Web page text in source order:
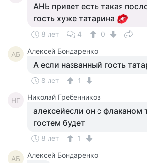
АНЬ привет есть такая
гость хуже татарина
8 лет 4 0
АБ Алексей Бондаренко
А если названный гость
8 лет 1
НГ Николай Гребенников
алексейесли он с флаканом
гостем будет
8 лет 1
АБ
Алексей Бондаренко